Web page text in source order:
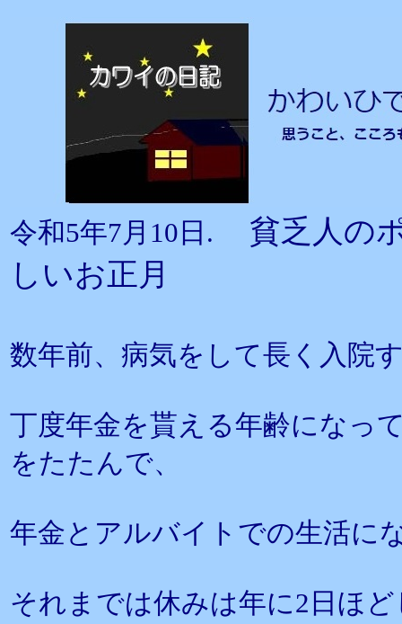
令和5年7月10日.
貧乏人の
しいお正月
数年前、病気をして長く入院
丁度年金を貰える年齢になっ
をたたんで、
年金とアルバイトでの生活に
それまでは休みは年に2日ほ